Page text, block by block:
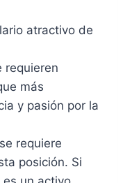
atractivo de
requieren
más
y pasión por la
requiere
posición. Si